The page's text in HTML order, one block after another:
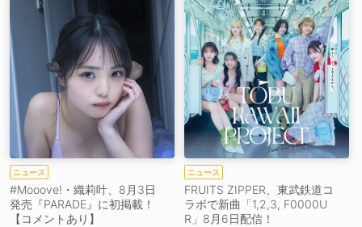
ニュース
#Mooove!・織莉叶、8月3日
発売『PARADE』に初掲載！
【コメントあり】
ニュース
FRUITS ZIPPER、東武鉄道コ
ラボで新曲「1,2,3, F0000U
R」8月6日配信！